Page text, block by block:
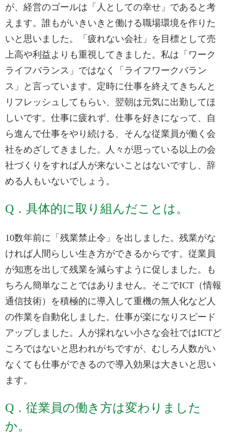
が、経営のゴールは「人としての幸せ」であると考
えます。誰もがいきいきと働ける職場環境を作りた
いと思いました。「疲れない会社」を目標として売
上高や利益よりも重視してきました。私は「ワーク
ライフバランス」ではなく「ライフワークバラン
ス」と言っています。定時に仕事を終えてきちんと
リフレッシュしてもらい、翌朝は元気に出勤してほ
しいです。仕事に疲れず、仕事を好きになって、自
ら進んで仕事をやり続ける、そんな従業員が働く会
社をめざしてきました。人々が思っている以上の会
社づくりをすれば人が来ないことはないですし、辞
める人もいないでしょう。
Q．具体的に取り組んだことは。
10数年前に「残業禁止令」を出しました。残業がな
ければ人間らしい生き方ができるからです。従業員
が知恵を出して残業を減らすように促しました。も
ちろん簡単なことではありません。そこでICT（情報
通信技術）を積極的に導入して重機の無人化など人
の作業を自動化しました。仕事が楽になりスピード
アップしました。人が採れない小さな会社ではICTど
ころではないと思われがちですが、むしろ人数がい
なくても仕事ができるので導入効果は大きいと思い
ます。
Q．従業員の働き方は変わりました
か。